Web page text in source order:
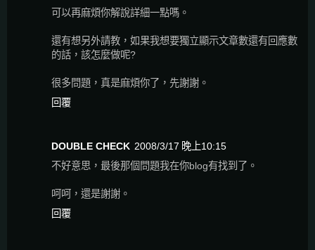
可以再麻煩你解說詳細一點嗎。
還有想另外請教，如果我想要獨立顯示文章數還有回應數
的話，該怎麼做呢?
很多問題，真是麻煩你了，先謝謝。
回覆
DOUBLE CHECK 2008/3/17 晚上10:15
不好意思，最後那個問題我在你blog有找到了。
呵呵，還是謝謝。
回覆